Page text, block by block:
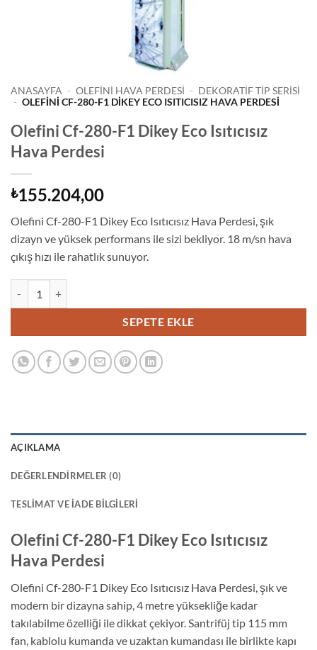
ANASAYFA - OLEFİNİ HAVA PERDESİ - DEKORATIF TIP SERISI
- OLEFINI CF-280-F1 DIKEY ECO ISITICISIZ HAVA PERDESI
Olefini Cf-280-F1 Dikey Eco Isıtıcısız
Hava Perdesi
₺155.204,00
Olefini Cf-280-F1 Dikey Eco Isıtıcısız Hava Perdesi, şık
dizayn ve yüksek performans ile sizi bekliyor. 18 m/sn hava
çıkış hızı ile rahatlık sunuyor.
SEPETE EKLE
AÇIKLAMA
DEĞERLENDIRMELER (0)
TESLIMAT VE İADE BILGILERI
Olefini Cf-280-F1 Dikey Eco Isıtıcısız
Hava Perdesi
Olefini Cf-280-F1 Dikey Eco Isıtıcısız Hava Perdesi, şık ve
modern bir dizayna sahip, 4 metre yüksekliğe kadar
takılabilme özelliği ile dikkat çekiyor. Santrifüj tip 115 mm
fan, kablolu kumanda ve uzaktan kumandası ile birlikte kapı